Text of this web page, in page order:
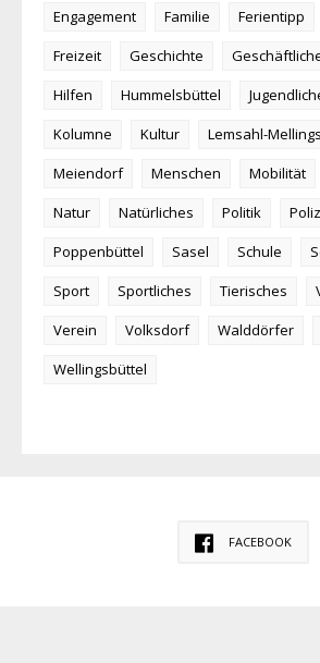
Engagement
Familie Ferientipp
Freizeit
Geschichte
Hilfen
Hummelsbüttel
Kolumne
Kultur
Lemsahl-
Meiendorf
Menschen Mobilität
Natur
Natürliches Politik
Poppenbüttel
Sasel Schule
Sport
Sportliches Tierisches
Verein
Volksdorf Walddörfer
Wellingsbüttel
FACEBOOK